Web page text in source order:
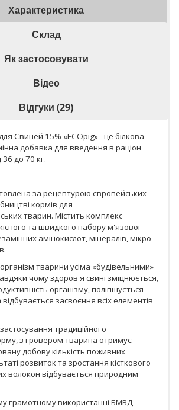
Характеристика
Склад
Як застосовувати
Відео
Відгуки (29)
Свиней 15% «ECOpig» - це білкова
добавка для введення в раціон
до 70 кг.
за рецептурою європейських
кормів для
тварин. Містить комплекс
та швидкого набору м'язової
амінокислот, мінералів, мікро-
тварини усіма «будівельними»
чому здоров'я свині зміцнюється,
організму, поліпшується
засвоєння всіх елементів
традиційного
з гровером тварина отримує
добову кількість поживних
розвиток та зростання кісткового
волокон відбувається природним
грамотному використанні БМВД